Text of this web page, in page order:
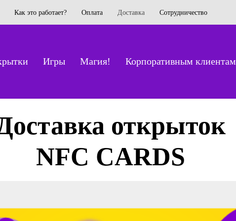
Как это работает? Оплата Доставка Сотрудничество
Игры Магия! Корпоративным клиентам
открыток
NFC CARDS